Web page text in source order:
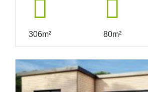
306m² 80m²